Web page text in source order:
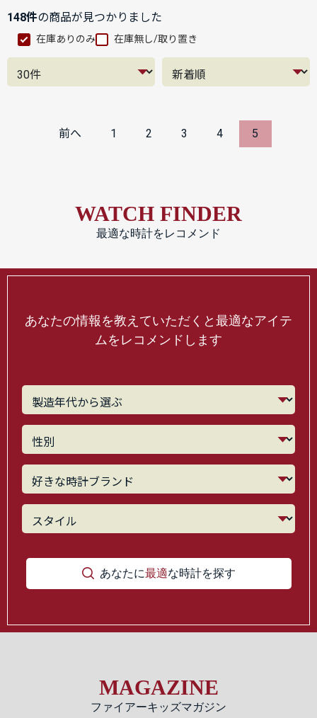
148件の商品が見つかりました
在庫ありのみ 在庫無し/取り置き
前へ 1 2 3 4 5
WATCH FINDER
最適な時計をレコメンド
あなたの情報を教えていただくと最適なアイテ
ムをレコメンドします
あなたに最適な時計を探す
MAGAZINE
ファイアーキッズマガジン